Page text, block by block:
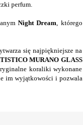
perfum.
Night Dream, którego
się najpiękniejsze na
MURANO GLASS
koraliki wykonane
im wyjątkowości i pozwala